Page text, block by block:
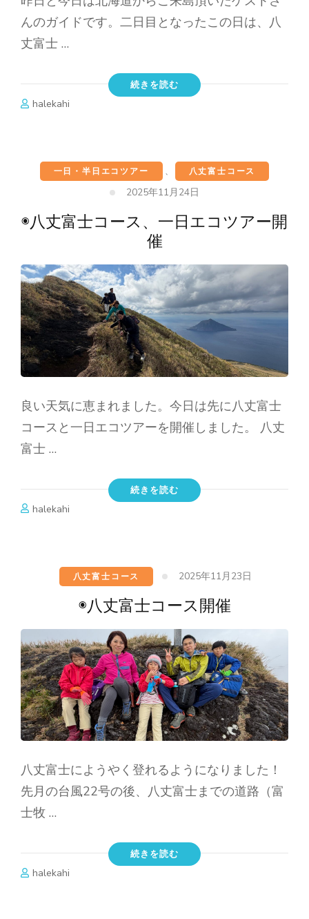
んのガイドです。二日目となったこの日は、八
丈富士 …
続きを読む
halekahi
一日・半日エコツアー 、 八丈富士コース
2025年11月24日
◉八丈富士コース、一日エコツアー開
催
良い天気に恵まれました。今日は先に八丈富士
コースと一日エコツアーを開催しました。 八丈
富士 …
続きを読む
halekahi
八丈富士コース 2025年11月23日
◉八丈富士コース開催
八丈富士にようやく登れるようになりました！
先月の台風22号の後、八丈富士までの道路（富
士牧 …
続きを読む
halekahi